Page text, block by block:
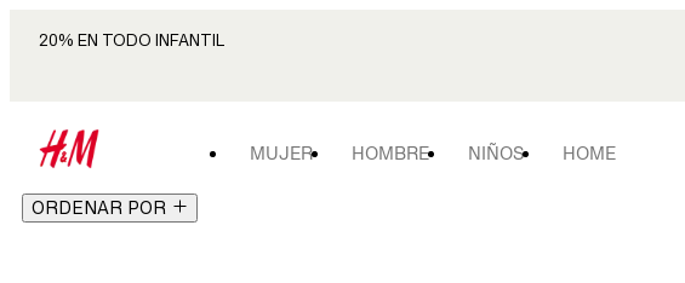
20% EN TODO INFANTIL
MUJER HOMBRE NIÑOS HOME
ORDENAR POR